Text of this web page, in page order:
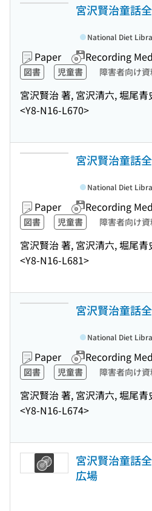
宮沢賢治童話
Paper Recording
図書 児童書 障害者向け
宮沢賢治 著, 宮沢清六, 堀尾青
<Y8-N16-L670>
National Diet
宮沢賢治童話
Paper Recording
図書 児童書 障害者向け
宮沢賢治 著, 宮沢清六, 堀尾青
<Y8-N16-L681>
National Diet
宮沢賢治童話
Paper Recording
図書 児童書 障害者向け
宮沢賢治 著, 宮沢清六, 堀尾青
<Y8-N16-L674>
National Diet
宮沢賢治童話
広場